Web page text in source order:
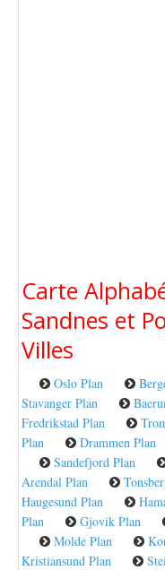
Carte
Sandnes et
Villes
Oslo Plan
Stavanger Plan
Fredrikstad Plan
Plan
Drammen Plan
Sandefjord Plan
Arendal Plan
Haugesund Plan
Plan
Gjovik Plan
Molde Plan
Kristiansund Plan